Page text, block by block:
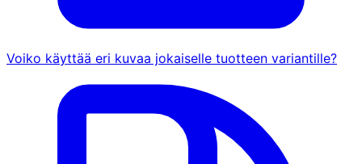
Voiko käyttää eri kuvaa jokaiselle tuotteen variantille?